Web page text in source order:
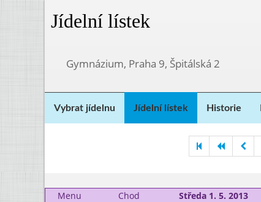
Jídelní lístek
Gymnázium, Praha 9, Špitálská 2
Vybrat jídelnu Jídelní lístek Historie
Menu
Chod Středa 1. 5. 2013